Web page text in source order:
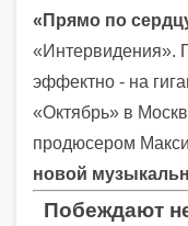
«Прямо по
«Интервидения».
эффектно - на
«Октябрь» в
продюсером
новой
Побеждают